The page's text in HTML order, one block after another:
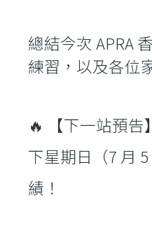
總結今次 APRA
練習，以及各位
🔥 【下一站預告】
下星期日（7 月
績！